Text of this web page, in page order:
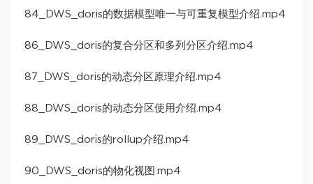
84_DWS_doris的数据模型唯一与可重复模型介绍.mp4
86_DWS_doris的复合分区和多列分区介绍.mp4
87_DWS_doris的动态分区原理介绍.mp4
88_DWS_doris的动态分区使用介绍.mp4
89_DWS_doris的rollup介绍.mp4
90_DWS_doris的物化视图.mp4